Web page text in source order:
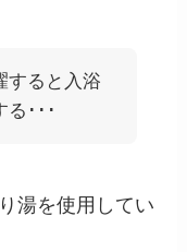
すると入浴
る･･･
湯を使用してい